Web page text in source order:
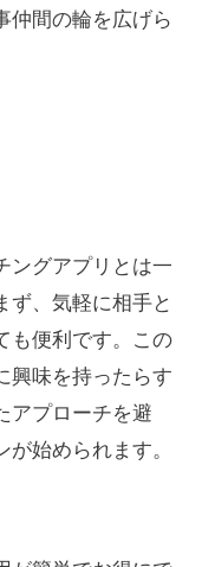
仲間の輪を広げら
ングアプリとは一
ず、気軽に相手と
も便利です。この
興味を持ったらす
アプローチを避
始められます。